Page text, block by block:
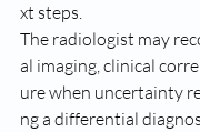
xt steps.
The radiologist may
al imaging, clinical
ure when uncertainty
ng a differential